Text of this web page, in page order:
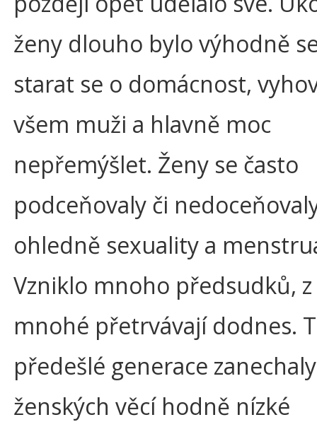
ženy dlouho bylo výhodně
starat se o domácnost,
všem muži a hlavně moc
nepřemýšlet. Ženy se často
podceňovaly či
ohledně sexuality a
Vzniklo mnoho předsudků,
mnohé přetrvávají dodnes.
předešlé generace
ženských věcí hodně nízké